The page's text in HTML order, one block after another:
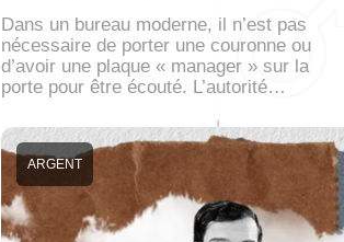
Dans un bureau moderne, il n’est pas
nécessaire de porter une couronne ou
d’avoir une plaque « manager » sur la
porte pour être écouté. L’autorité…
ARGENT